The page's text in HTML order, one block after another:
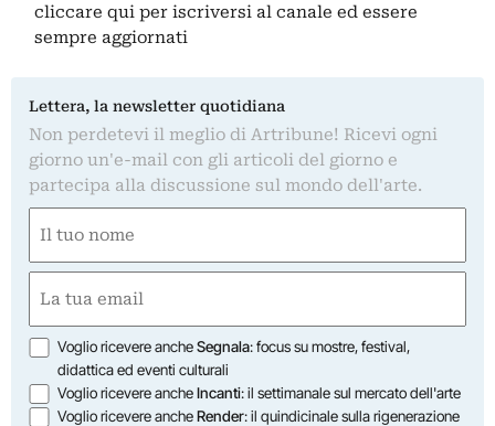
cliccare qui per iscriversi al canale ed essere
sempre aggiornati
Lettera, la newsletter quotidiana
Non perdetevi il meglio di Artribune! Ricevi ogni
giorno un'e-mail con gli articoli del giorno e
partecipa alla discussione sul mondo dell'arte.
(Required)
First
(Required)
Opzioni
Voglio ricevere ancheSegnala: focus su mostre, festival,
didattica ed eventi culturali
Voglio ricevere ancheIncanti: il settimanale sul mercato dell'arte
Voglio ricevere ancheRender: il quindicinale sulla rigenerazione